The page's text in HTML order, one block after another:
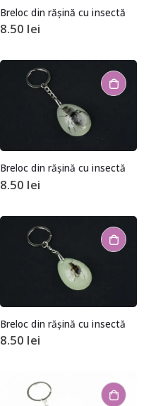
Breloc din rășină cu insectă
8.50 lei
Breloc din rășină cu insectă
8.50 lei
Breloc din rășină cu insectă
8.50 lei